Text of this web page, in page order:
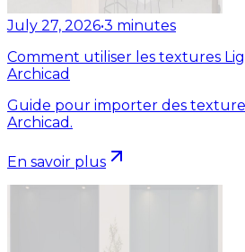
July 27, 2026•3 minutes
Comment utiliser les textures
Archicad
Guide pour importer des
Archicad.
En savoir plus